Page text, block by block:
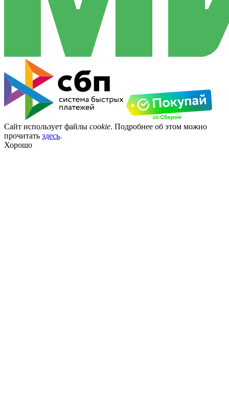
Сайт использует файлы cookie. Подробнее об этом можно
прочитать здесь.
Хорошо